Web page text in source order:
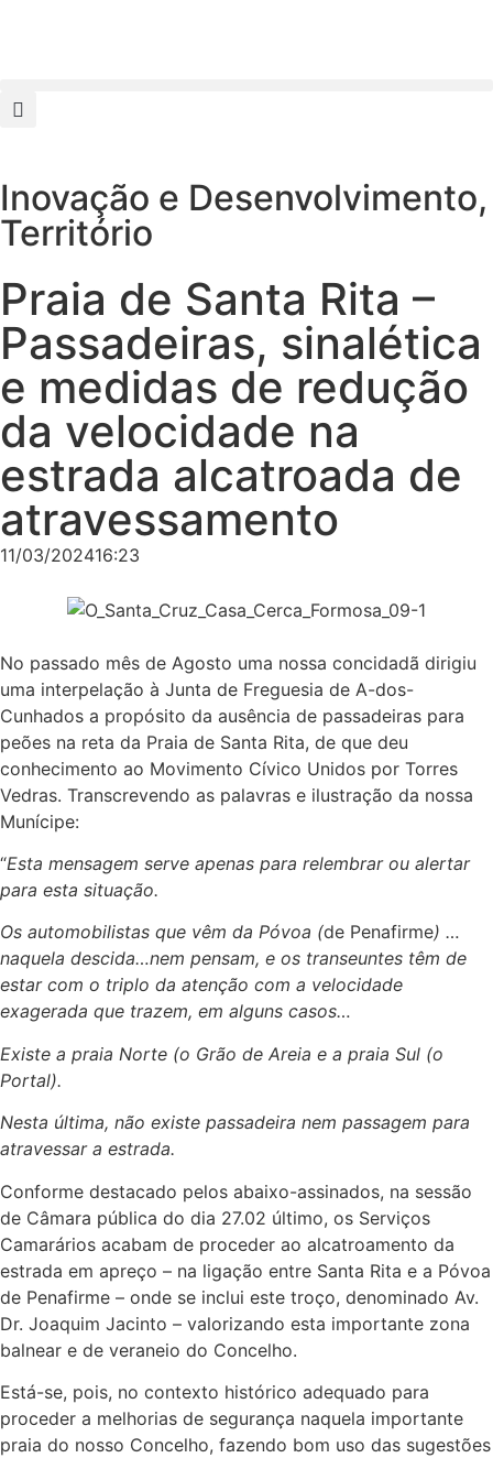
Inovação e Desenvolvimento,
Território
Praia de Santa Rita –
Passadeiras, sinalética
e medidas de redução
da velocidade na
estrada alcatroada de
atravessamento
11/03/202416:23
No passado mês de Agosto uma nossa concidadã dirigiu
uma interpelação à Junta de Freguesia de A-dos-
Cunhados a propósito da ausência de passadeiras para
peões na reta da Praia de Santa Rita, de que deu
conhecimento ao Movimento Cívico Unidos por Torres
Vedras. Transcrevendo as palavras e ilustração da nossa
Munícipe:
“Esta mensagem serve apenas para relembrar ou alertar
para esta situação.
Os automobilistas que vêm da Póvoa (de Penafirme) …
naquela descida…nem pensam, e os transeuntes têm de
estar com o triplo da atenção com a velocidade
exagerada que trazem, em alguns casos…
Existe a praia Norte (o Grão de Areia e a praia Sul (o
Portal).
Nesta última, não existe passadeira nem passagem para
atravessar a estrada.
Conforme destacado pelos abaixo-assinados, na sessão
de Câmara pública do dia 27.02 último, os Serviços
Camarários acabam de proceder ao alcatroamento da
estrada em apreço – na ligação entre Santa Rita e a Póvoa
de Penafirme – onde se inclui este troço, denominado Av.
Dr. Joaquim Jacinto – valorizando esta importante zona
balnear e de veraneio do Concelho.
Está-se, pois, no contexto histórico adequado para
proceder a melhorias de segurança naquela importante
praia do nosso Concelho, fazendo bom uso das sugestões